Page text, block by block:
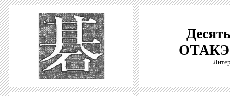
ОТАКЭ